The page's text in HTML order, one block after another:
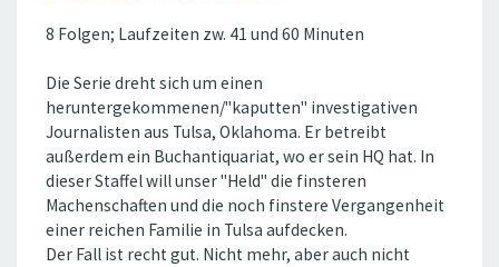
8 Folgen; Laufzeiten zw. 41 und 60 Minuten
Die Serie dreht sich um einen
heruntergekommenen/''kaputten'' investigativen
Journalisten aus Tulsa, Oklahoma. Er betreibt
außerdem ein Buchantiquariat, wo er sein HQ hat. In
dieser Staffel will unser ''Held'' die finsteren
Machenschaften und die noch finstere Vergangenheit
einer reichen Familie in Tulsa aufdecken.
Der Fall ist recht gut. Nicht mehr, aber auch nicht